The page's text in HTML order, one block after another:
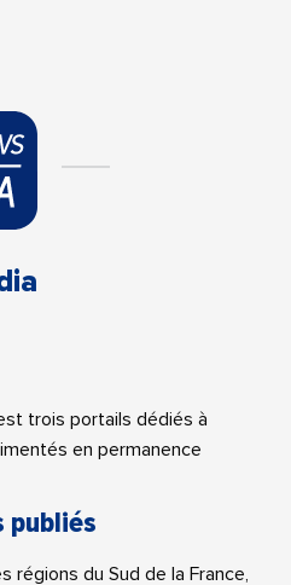
trois portails dédiés à
en permanence
publiés
régions du Sud de la France,